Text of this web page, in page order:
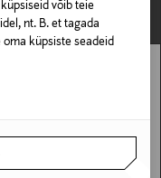
võib teie
nt. B. et tagada
küpsiste seadeid
KUPONGIGA
vaas Peppi Small 9 cm